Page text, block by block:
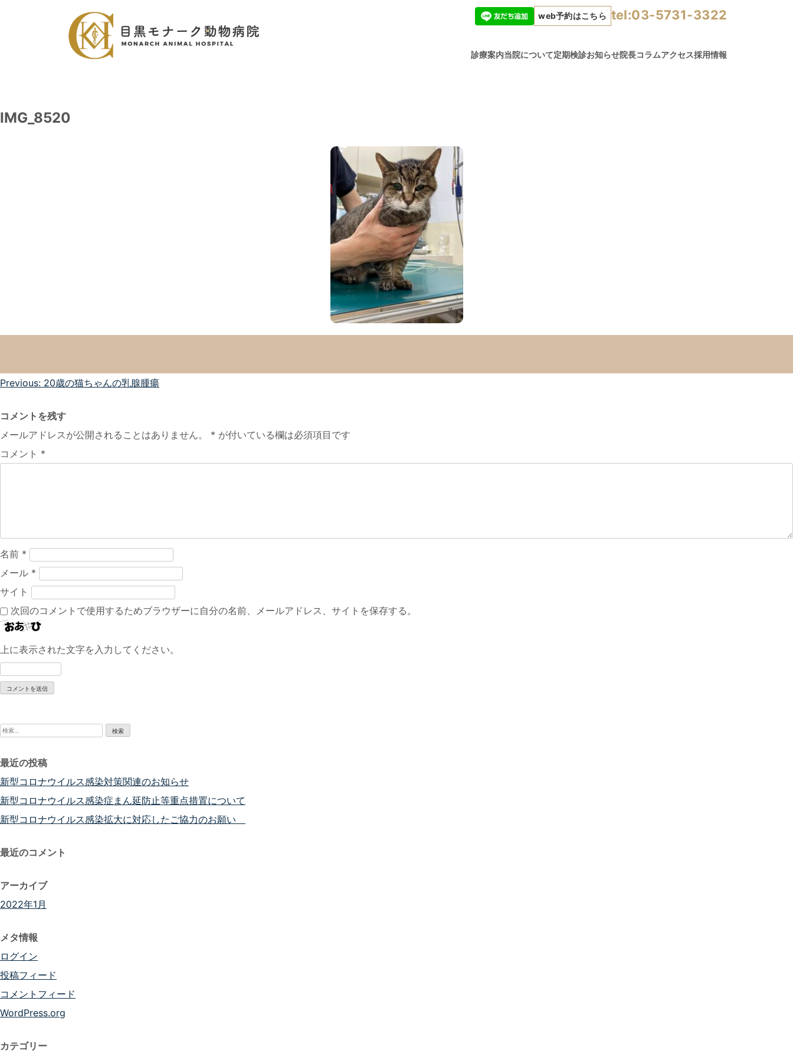
web予約はこちら tel:03-5731-3322
診療案内当院について定期検診お知らせ院長コラムアクセス採用情報
IMG_8520
投
ナ
ビ
ゲ
Previous: 20歳の猫ちゃんの乳腺腫瘍
コメントを残す
メールアドレスが公開されることはありません。
* が付いている欄は必須項目です
コメント *
名前 *
メール *
サイト
次回のコメントで使用するためブラウザーに自分の名前、メールアドレス、サイトを保存する。
上に表示された文字を入力してください。
検
最近の投稿
新型コロナウイルス感染対策関連のお知らせ
新型コロナウイルス感染症まん延防止等重点措置について
新型コロナウイルス感染拡大に対応したご協力のお願い
最近のコメント
アーカイブ
2022年1月
メタ情報
ログイン
投稿フィード
コメントフィード
WordPress.org
カテゴリー